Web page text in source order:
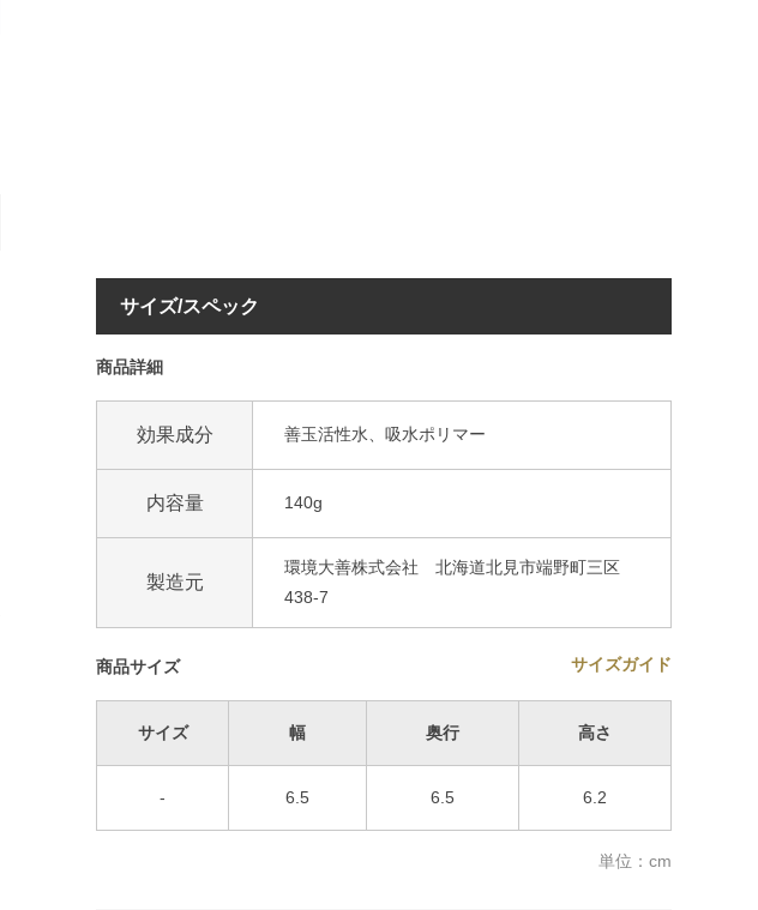
サイズ/スペック
商品詳細
効果成分 善玉活性水、吸水ポリマー
内容量 140g
製造元
環境大善株式会社 北海道北見市端野町三区
438-7
商品サイズ サイズガイド
サイズ 幅 奥行 高さ
- 6.5 6.5 6.2
単位：cm